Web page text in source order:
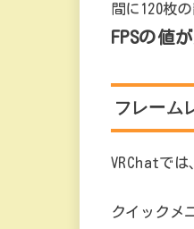
間に120枚
FPSの値
フレーム
VRChatでは
クイックメ